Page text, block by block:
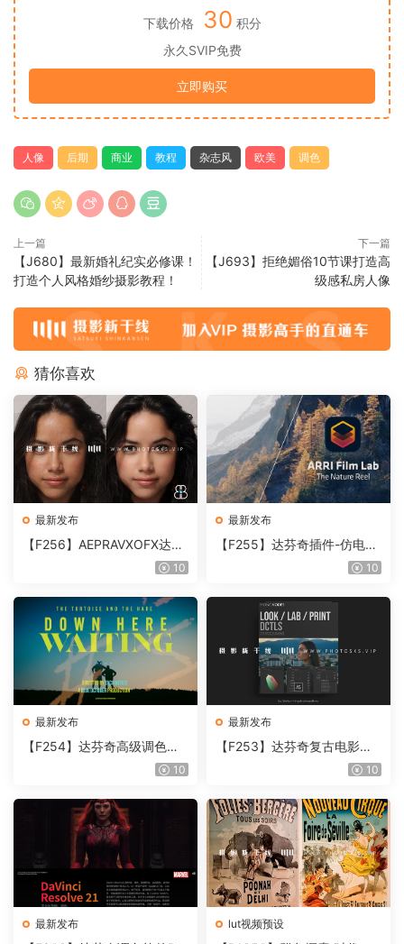
下载价格 30 积分
永久SVIP免费
立即购买
人像 后期 商业 教程 杂志风 欧美 调色
上一篇
【J680】最新婚礼纪实必修课！
打造个人风格婚纱摄影教程！
下一篇
【J693】拒绝媚俗10节课打造高
级感私房人像
猜你喜欢
最新发布
【F256】AEPRAVXOFX达芬
奇视频人像磨皮润肤美颜插件
10
最新发布
【F255】达芬奇插件-仿电影
胶片视频调色插件 ARRI Film
10
最新发布
【F254】达芬奇高级调色插
件 Contour V2.2.2 WinMac10
最新发布
【F253】达芬奇复古电影胶
片质感DCTL节点调色预设 M
T V4.0
10
最新发布 lut视频预设